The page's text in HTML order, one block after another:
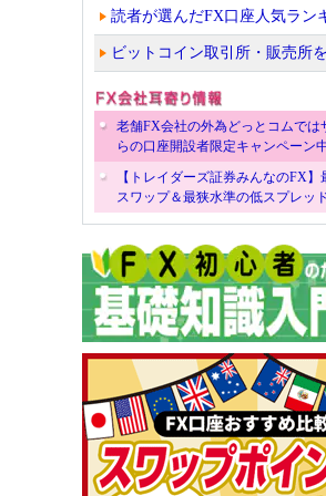
読者が選んだFX口座人気ラン
ビットコイン取引所・販売所
老舗FX会社の外為どっとコムでは
らの口座開設者限定キャンペーン
【トレイダーズ証券みんなのFX
スワップ＆最狭水準の低スプレッ